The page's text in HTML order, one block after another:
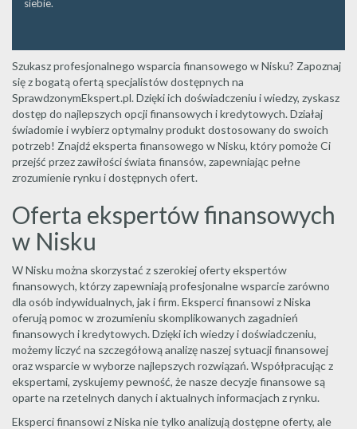
siebie.
Szukasz profesjonalnego wsparcia finansowego w Nisku? Zapoznaj
się z bogatą ofertą specjalistów dostępnych na
SprawdzonymEkspert.pl. Dzięki ich doświadczeniu i wiedzy, zyskasz
dostęp do najlepszych opcji finansowych i kredytowych. Działaj
świadomie i wybierz optymalny produkt dostosowany do swoich
potrzeb! Znajdź eksperta finansowego w Nisku, który pomoże Ci
przejść przez zawiłości świata finansów, zapewniając pełne
zrozumienie rynku i dostępnych ofert.
Oferta ekspertów finansowych
w Nisku
W Nisku można skorzystać z szerokiej oferty ekspertów
finansowych, którzy zapewniają profesjonalne wsparcie zarówno
dla osób indywidualnych, jak i firm. Eksperci finansowi z Niska
oferują pomoc w zrozumieniu skomplikowanych zagadnień
finansowych i kredytowych. Dzięki ich wiedzy i doświadczeniu,
możemy liczyć na szczegółową analizę naszej sytuacji finansowej
oraz wsparcie w wyborze najlepszych rozwiązań. Współpracując z
ekspertami, zyskujemy pewność, że nasze decyzje finansowe są
oparte na rzetelnych danych i aktualnych informacjach z rynku.
Eksperci finansowi z Niska nie tylko analizują dostępne oferty, ale